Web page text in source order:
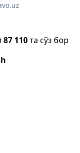
87 110та сўз бор